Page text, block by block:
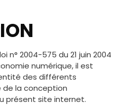
n° 2004-575 du 21 juin 2004
numérique, il est
des différents
de la conception
présent site internet.